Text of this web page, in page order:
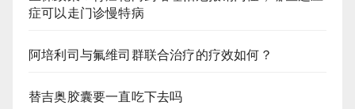
症可以走门诊慢特病
阿培利司与氟维司群联合治疗的疗效如何？
替吉奥胶囊要一直吃下去吗